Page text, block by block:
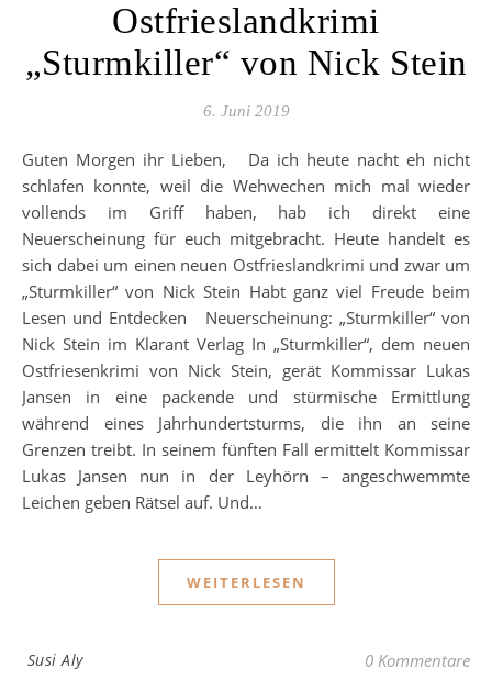
Ostfrieslandkrimi
„Sturmkiller“ von Nick Stein
6. Juni 2019
Guten Morgen ihr Lieben, Da ich heute nacht eh nicht
schlafen konnte, weil die Wehwechen mich mal wieder
vollends im Griff haben, hab ich direkt eine
Neuerscheinung für euch mitgebracht. Heute handelt es
sich dabei um einen neuen Ostfrieslandkrimi und zwar um
„Sturmkiller“ von Nick Stein Habt ganz viel Freude beim
Lesen und Entdecken Neuerscheinung: „Sturmkiller“ von
Nick Stein im Klarant Verlag In „Sturmkiller“, dem neuen
Ostfriesenkrimi von Nick Stein, gerät Kommissar Lukas
Jansen in eine packende und stürmische Ermittlung
während eines Jahrhundertsturms, die ihn an seine
Grenzen treibt. In seinem fünften Fall ermittelt Kommissar
Lukas Jansen nun in der Leyhörn – angeschwemmte
Leichen geben Rätsel auf. Und…
WEITERLESEN
Susi Aly 0 Kommentare